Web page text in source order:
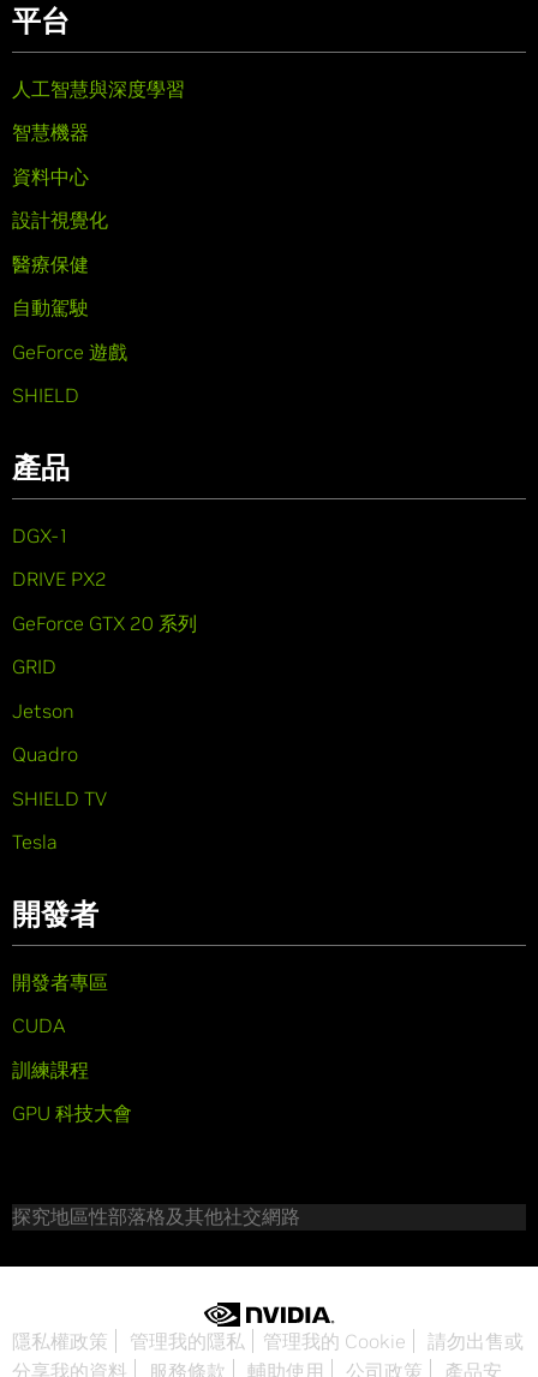
平台
人工智慧與深度學習
智慧機器
資料中心
設計視覺化
醫療保健
自動駕駛
GeForce 遊戲
SHIELD
產品
DGX-1
DRIVE PX2
GeForce GTX 20 系列
GRID
Jetson
Quadro
SHIELD TV
Tesla
開發者
開發者專區
CUDA
訓練課程
GPU 科技大會
探究地區性部落格及其他社交網路
隱私權政策 管理我的隱私 管理我的 Cookie
請勿出售或
分享我的資料
服務條款 輔助使用 公司政策 產品安